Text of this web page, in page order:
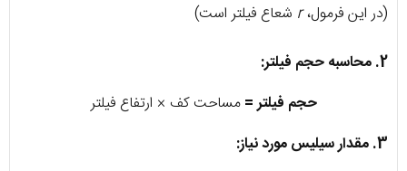
(در این فرمول،r شعاع فیلتر است)
2. محاسبه حجم فیلتر:
حجم فیلتر=مساحتکف × ارتفاعفیلتر
3. مقدار سیلیس مورد نیاز: